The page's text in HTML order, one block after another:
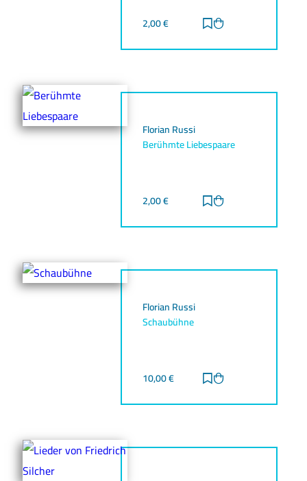
2,00€ Zur Merkliste
Florian Russi
Berühmte Liebespaare
2,00€ Zur Merkliste
Florian Russi
Schaubühne
10,00€ Zur Merkliste